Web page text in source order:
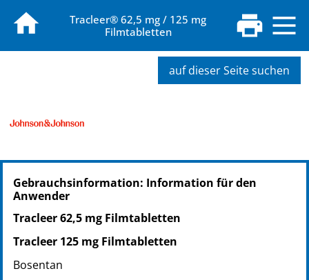
Tracleer® 62,5 mg / 125 mg
Filmtabletten
auf dieser Seite suchen
PZN: 12555335
PPN: 111255533558
NTIN: 04150125553359
PZN: 02461596
PPN: 110246159615
NTIN: 04150024615967
Gebrauchsinformation: Information für den
Anwender
Tracleer 62,5 mg Filmtabletten
Tracleer 125 mg Filmtabletten
Bosentan